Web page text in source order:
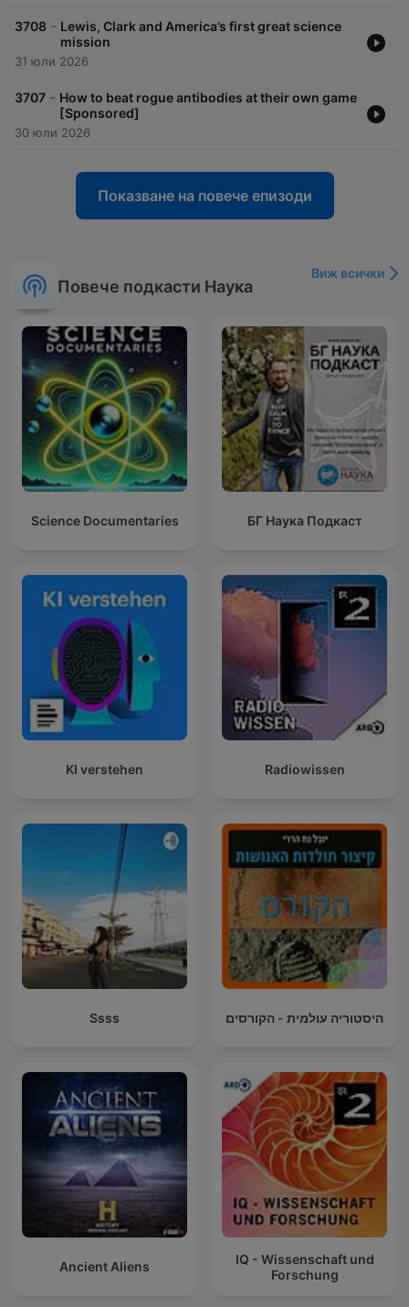
3708 - Lewis, Clark and America’s first great science
mission
31 юли 2026
3707 - How to beat rogue antibodies at their own game
[Sponsored]
30 юли 2026
Показване на повече епизоди
Повече подкасти Наука
Виж всички
Science Documentaries БГ Наука Подкаст
KI verstehen Radiowissen
Ssss היסטוריה עולמית - הקורסים
Ancient Aliens
IQ - Wissenschaft und
Forschung